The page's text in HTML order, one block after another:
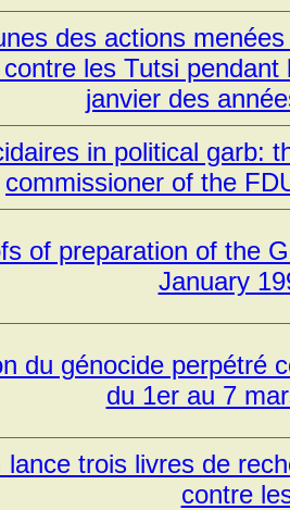
des actions
les Tutsi
janvier des
in political garb:
commissioner of the
of preparation of the
January
du génocide perpétré
du 1er au 7
lance trois livres de
contre